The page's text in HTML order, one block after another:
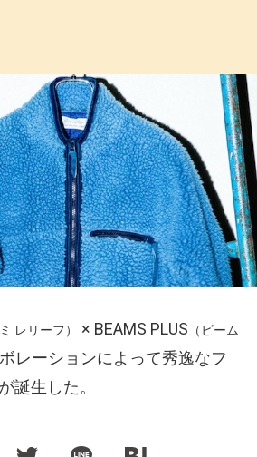
ミ レリーフ） × BEAMS PLUS （ビーム
レーションによって秀逸なフ
誕生した。